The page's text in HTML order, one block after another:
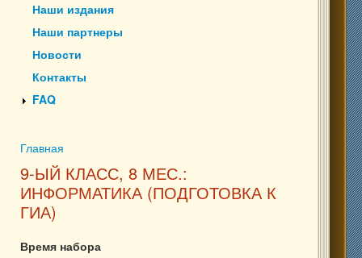
Наши издания
Наши партнеры
Новости
Контакты
FAQ
Вы здесь
Главная
9-ЫЙ КЛАСС, 8 МЕС.:
ИНФОРМАТИКА (ПОДГОТОВКА К
ГИА)
Время набора